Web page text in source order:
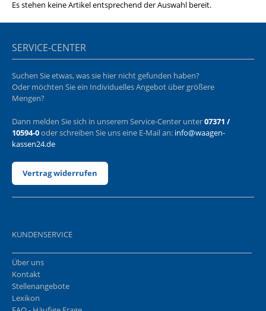
Es stehen keine Artikel entsprechend der Auswahl bereit.
SERVICE-CENTER
Suchen Sie etwas, was sie hier nicht gefunden haben?
Oder möchten Sie ein Individuelles Angebot über größere
Mengen?
Dann melden Sie sich in unserem Service-Center unter07371 /
10594-0oder schreiben Sie uns eine E-Mail an: info@waagen-
kassen24.de
Vertrag widerrufen
KUNDENSERVICE
Über uns
Kontakt
Stellenangebote
Lexikon